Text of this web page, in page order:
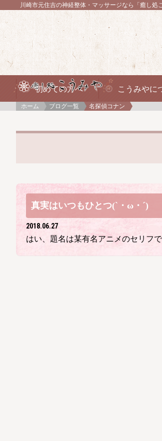
川崎市元住吉の神経整体・マッサージなら「癒し処
初めての方へ こうみやに
ホーム ブログ一覧 名探偵コナン
真実はいつもひとつ(`・ω・´)
2018.06.27
はい、題名は某有名アニメのセリフ